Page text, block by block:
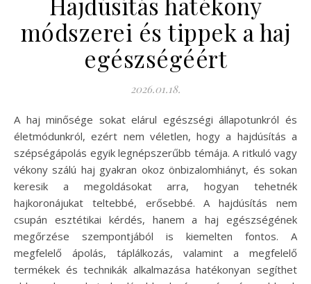
módszerei és tippek a haj
egészségéért
2026.01.18.
A haj minősége sokat elárul egészségi állapotunkról és
életmódunkról, ezért nem véletlen, hogy a hajdúsítás a
szépségápolás egyik legnépszerűbb témája. A ritkuló vagy
vékony szálú haj gyakran okoz önbizalomhiányt, és sokan
keresik a megoldásokat arra, hogyan tehetnék
hajkoronájukat teltebbé, erősebbé. A hajdúsítás nem
csupán esztétikai kérdés, hanem a haj egészségének
megőrzése szempontjából is kiemelten fontos. A
megfelelő ápolás, táplálkozás, valamint a megfelelő
termékek és technikák alkalmazása hatékonyan segíthet